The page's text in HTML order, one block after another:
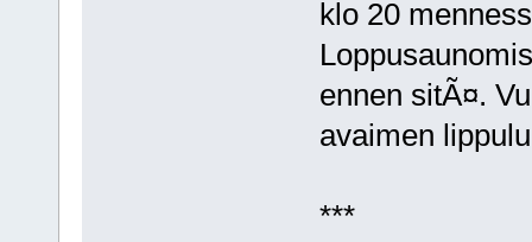
klo 20
ennen sitÃ¤.
avaimen
***